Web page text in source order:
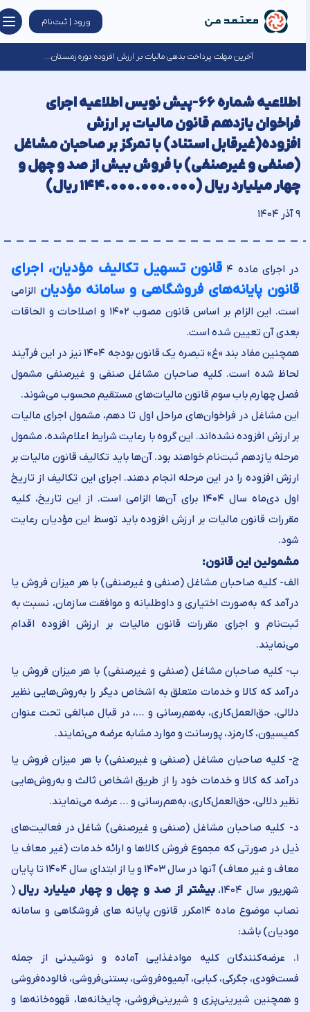
ورود | ثبت‌نام
آخرین مهلت پرداخت بدهی مالیات بر ارزش افزوده دوره زمستان...
اطلاعیه شماره ۶۶-پیش نویس اطلاعیه اﺟﺮاي
فراخوان یازدهم ﻗﺎﻧﻮن مالیات ﺑﺮ ارزش
اﻓﺰوده(غیرقابل استناد) با تمرکز بر صاحبان مشاغل
(صنفی و غیرصنفی) با فروش بیش از صد و چهل و
چهار میلیارد ریال (۱۴۴.۰۰۰.۰۰۰.۰۰۰ ریال)
۹ آذر ۱۴۰۴
در اجرای ماده ۴
قانون تسهیل تکالیف مؤدیان، اجرای
قانون پایانه‌های فروشگاهی و سامانه مؤدیانالزامی
است. این الزام بر اساس قانون مصوب ۱۴۰۲ و اصلاحات و الحاقات
بعدی آن تعیین شده است.
همچنین مفاد بند «غ» تبصره یک قانون بودجه ۱۴۰۴ نیز در این فرآیند
لحاظ شده است. کلیه صاحبان مشاغل صنفی و غیرصنفی مشمول
فصل چهارم باب سوم قانون مالیات‌های مستقیم محسوب می‌شوند.
این مشاغل در فراخوان‌های مراحل اول تا دهم، مشمول اجرای مالیات
بر ارزش افزوده نشده‌اند. این گروه با رعایت شرایط اعلام‌شده، مشمول
مرحله یازدهم ثبت‌نام خواهند بود. آن‌ها باید تکالیف قانون مالیات بر
ارزش افزوده را در این مرحله انجام دهند. اجرای این تکالیف از تاریخ
اول دی‌ماه سال ۱۴۰۴ برای آن‌ها الزامی است. از این تاریخ، کلیه
مقررات قانون مالیات بر ارزش افزوده باید توسط این مؤدیان رعایت
شود.
مشمولین این قانون:
الف- کلیه صاحبان مشاغل (صنفی و غیرصنفی) با هر میزان فروش یا
درآمد که به‌صورت اختیاری و داوطلبانه و موافقت سازمان، نسبت به
ثبت‌نام و اجرای مقررات قانون مالیات بر ارزش افزوده اقدام
می‌نمایند.
ب- کلیه صاحبان مشاغل (صنفی و غیرصنفی) با هر میزان فروش یا
درآمد که کالا و خدمات متعلق به اشخاص دیگر را به‌روش‌هایی نظیر
دلالی، حق‌العمل‌کاری، به‌هم‌رسانی و …، در قبال مبالغی تحت عنوان
کمیسیون، کارمزد، پورسانت و موارد مشابه عرضه می‌نمایند.
ج- کلیه صاحبان مشاغل (صنفی و غیرصنفی) با هر میزان فروش یا
درآمد که کالا و خدمات خود را از طریق اشخاص ثالث و به‌روش‌هایی
نظیر دلالی، حق‌العمل‌کاری، به‌هم‌رسانی و … عرضه می‌نمایند.
د- کلیه صاحبان مشاغل (صنفی و غیرصنفی) شاغل در فعالیت‌های
ذیل در ﺻﻮرﺗﻲ ﻛﻪ ﻣﺠﻤﻮع ﻓﺮوش ﻛﺎﻻﻫﺎ و اراﺋﻪ ﺧﺪﻣﺎت (ﻏﻴﺮ ﻣﻌﺎف ﻳﺎ
ﻣﻌﺎف و ﻏﻴﺮ ﻣﻌﺎف) آنها در سال ۱۴۰۳ و یا از ابتدای سال ۱۴۰۴ تا پایان
شهریور سال ۱۴۰۴،
بیشتر از صد و چهل و چهار میلیارد ریال(
نصاب موضوع ماده ۱۴مکرر قانون پایانه های فروشگاهی و سامانه
مودیان) باشد:
۱. عرضه‌کنندگان کلیه موادغذایی آماده و نوشیدنی از جمله
فست‌فودی‌، جگرکی‌، کبابی‌، آبمیوه‌فروشی، بستنی‌فروشی، فالوده‌فروشی
و همچنین شیرینی‌پزی‌ و شیرینی‌فروشی، چایخانه‌ها، قهوه‌خانه‌ها و